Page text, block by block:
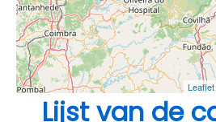
Leaflet
Lijst van de